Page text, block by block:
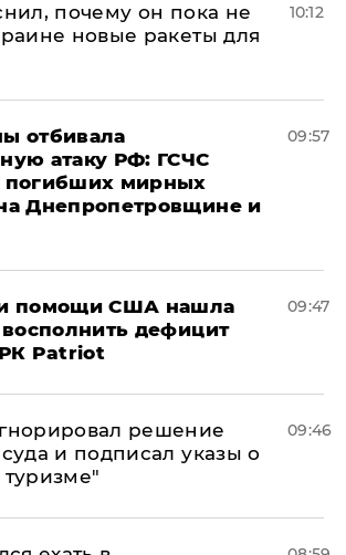
почему он пока не
новые ракеты для
10:12
отбивала
атаку РФ: ГСЧС
погибших мирных
Днепропетровщине и
09:57
помощи США нашла
дефицит
Patriot
09:47
решение
и подписал указы о
09:46